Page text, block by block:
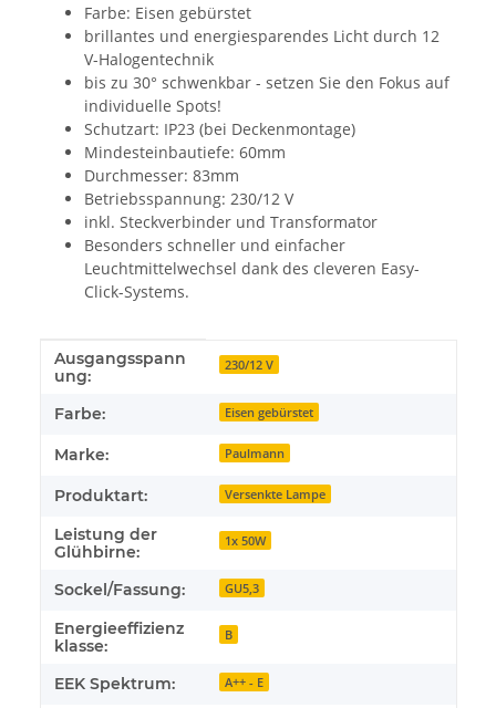
Farbe: Eisen gebürstet
brillantes und energiesparendes Licht durch 12
V-Halogentechnik
bis zu 30° schwenkbar - setzen Sie den Fokus auf
individuelle Spots!
Schutzart: IP23 (bei Deckenmontage)
Mindesteinbautiefe: 60mm
Durchmesser: 83mm
Betriebsspannung: 230/12 V
inkl. Steckverbinder und Transformator
Besonders schneller und einfacher
Leuchtmittelwechsel dank des cleveren Easy-
Click-Systems.
Produkteigenschaft
Wert
Ausgangsspann
ung:
230/12 V
Farbe: Eisen gebürstet
Marke: Paulmann
Produktart: Versenkte Lampe
Leistung der
Glühbirne:
1x 50W
Sockel/Fassung: GU5,3
Energieeffizienz
klasse:
B
EEK Spektrum: A++ - E